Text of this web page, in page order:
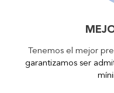
Tenemos el mejor
garantizamos ser